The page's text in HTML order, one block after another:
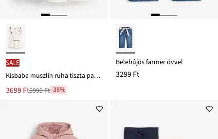
SALE
Kisbaba muszlin ruha tiszta pamutból
Új
3699 Ft
Leárazva5999 Ft-38%
Belebújós farmer övvel
3299 Ft